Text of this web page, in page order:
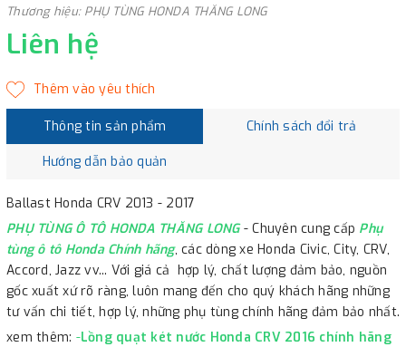
Thương hiệu: PHỤ TÙNG HONDA THĂNG LONG
Liên hệ
Thông tin sản phẩm Chính sách đổi trả
Hướng dẫn bảo quản
Ballast Honda CRV 2013 - 2017
PHỤ TÙNG Ô TÔ HONDA THĂNG LONG- Chuyên cung cấp Phụ
tùng ô tô Honda Chính hãng, các dòng xe Honda Civic, City, CRV,
Accord, Jazz vv... Với giá cả hợp lý, chất lượng đảm bảo, nguồn
gốc xuất xứ rõ ràng, luôn mang đến cho quý khách hãng những
tư vấn chi tiết, hợp lý, những phụ tùng chính hãng đảm bảo nhất.
xem thêm: -Lồng quạt két nước Honda CRV 2016 chính hãng